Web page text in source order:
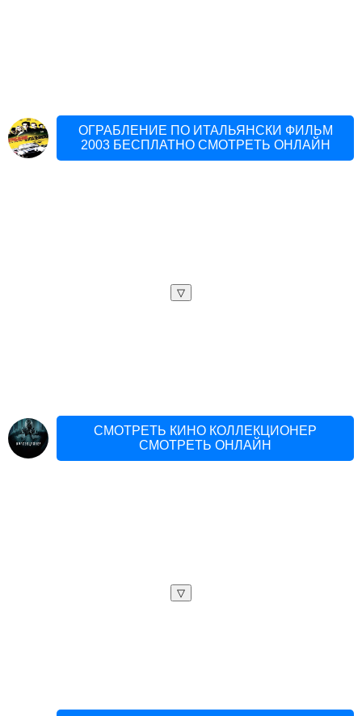
ОГРАБЛЕНИЕ ПО ИТАЛЬЯНСКИ ФИЛЬМ
2003 БЕСПЛАТНО СМОТРЕТЬ ОНЛАЙН
▽
СМОТРЕТЬ КИНО КОЛЛЕКЦИОНЕР
СМОТРЕТЬ ОНЛАЙН
▽